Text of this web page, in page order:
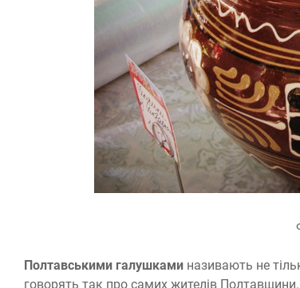
Полтавськими галушками називають не
говорять так про самих жителів